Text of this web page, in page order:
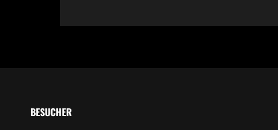
BESUCHER